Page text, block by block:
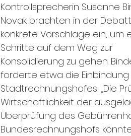
Kontrollsprecherin Susanne
Novak brachten in der
konkrete Vorschläge ein, um
Schritte auf dem Weg zur
Konsolidierung zu gehen.
forderte etwa die
Stadtrechnungshofes: „Die
Wirtschaftlichkeit der
Überprüfung des
Bundesrechnungshofs